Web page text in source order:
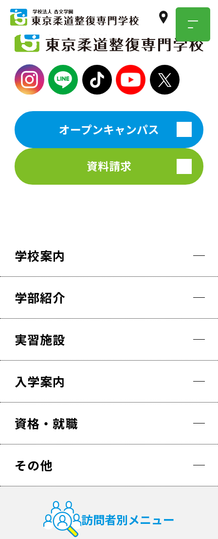
TOKYO JUSEN
OPEN
CAMPUS
学校のこと・職業のこと、
気になったらまずは参加！
イベント情報はこちら
学校案内
学部紹介
実習施設
入学案内
資格・就職
その他
オープンキャンパス
資料請求
学校案内
学部紹介
実習施設
入学案内
資格・就職
その他
訪問者別メニュー